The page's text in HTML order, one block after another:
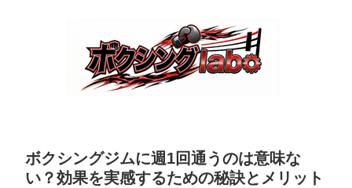
ボクシングジムに週1回通うのは意味な
い？効果を実感するための秘訣とメリット